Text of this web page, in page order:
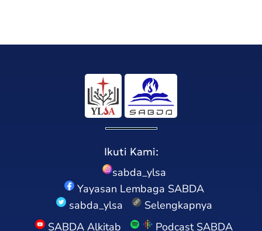
Ikuti Kami:
sabda_ylsa
Yayasan Lembaga SABDA
sabda_ylsa
Selengkapnya
SABDA Alkitab
Podcast SABDA